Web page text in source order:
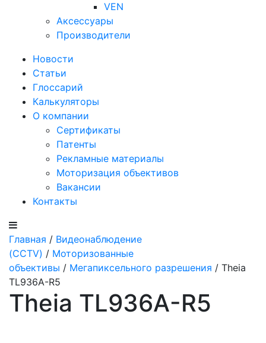
VEN
Аксессуары
Производители
Новости
Статьи
Глоссарий
Калькуляторы
О компании
Сертификаты
Патенты
Рекламные материалы
Моторизация объективов
Вакансии
Контакты
Главная / Видеонаблюдение
(CCTV) / Моторизованные
объективы / Мегапиксельного разрешения / Theia
TL936A-R5
Theia TL936A-R5